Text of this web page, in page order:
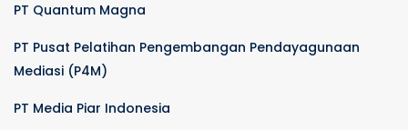
PT Quantum Magna
PT Pusat Pelatihan Pengembangan Pendayagunaan
Mediasi (P4M)
PT Media Piar Indonesia